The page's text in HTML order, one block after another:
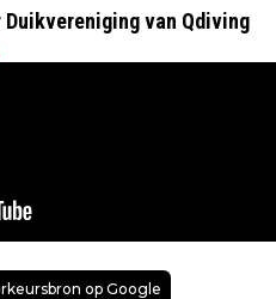
van Qdiving
op Google